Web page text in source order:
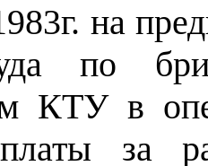
на
по
КТУ в
за